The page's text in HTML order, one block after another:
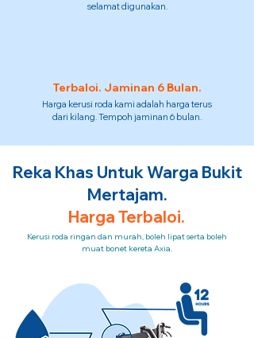
selamat digunakan.
Terbaloi. Jaminan 6 Bulan.
Harga kerusi roda kami adalah harga terus
dari kilang. Tempoh jaminan 6 bulan.
Reka Khas Untuk Warga Bukit
Mertajam.
Harga Terbaloi.
Kerusi roda ringan dan murah, boleh lipat serta boleh
muat bonet kereta Axia.